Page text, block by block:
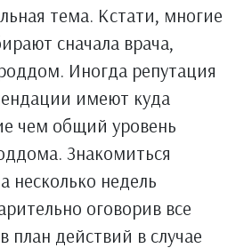
тема. Кстати, многие
сначала врача,
Иногда репутация
имеют куда
чем общий уровень
Знакомиться
несколько недель
оговорив все
план действий в случае